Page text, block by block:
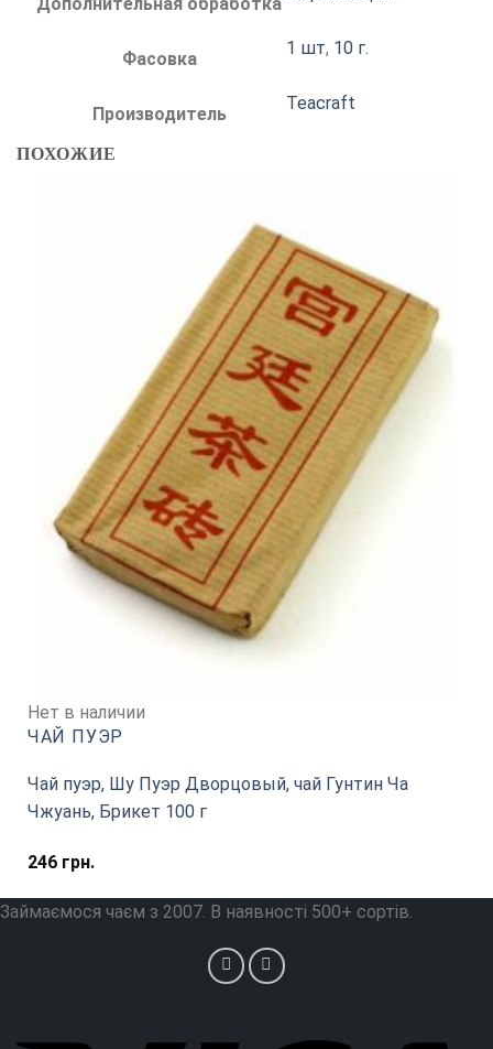
Фасовка
1 шт, 10 г.
Производитель
Teacraft
ПОХОЖИЕ
Нет в наличии
ЧАЙ ПУЭР
Чай пуэр, Шу Пуэр Дворцовый, чай Гунтин Ча
Чжуань, Брикет 100 г
246грн.
Займаємося чаєм з 2007. В наявності 500+ сортів.